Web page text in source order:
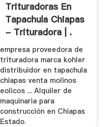
Trituradoras En
Tapachula Chiapas
- Trituradora | .
empresa proveedora de
trituradora marca kohler
distribuidor en tapachula
chiapas venta molinos
eolicos ... Alquiler de
maquinaria para
construcción en Chiapas
Estado.